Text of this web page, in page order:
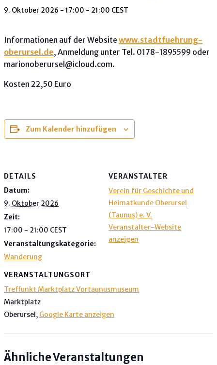
9. Oktober 2026 - 17:00 - 21:00 CEST
Informationen auf der Website www.stadtfuehrung-
oberursel.de, Anmeldung unter Tel. 0178-1895599 oder
marionoberursel@icloud.com.
Kosten 22,50 Euro
Zum Kalender hinzufügen
DETAILS
Datum:
9. Oktober 2026
Zeit:
17:00 - 21:00 CEST
Veranstaltungskategorie:
Wanderung
VERANSTALTUNGSORT
Treffunkt Marktplatz Vortaunusmuseum
Marktplatz
Oberursel, Google Karte anzeigen
VERANSTALTER
Verein für Geschichte und
Heimatkunde Oberursel
(Taunus) e. V.
Veranstalter-Website
anzeigen
Ähnliche Veranstaltungen